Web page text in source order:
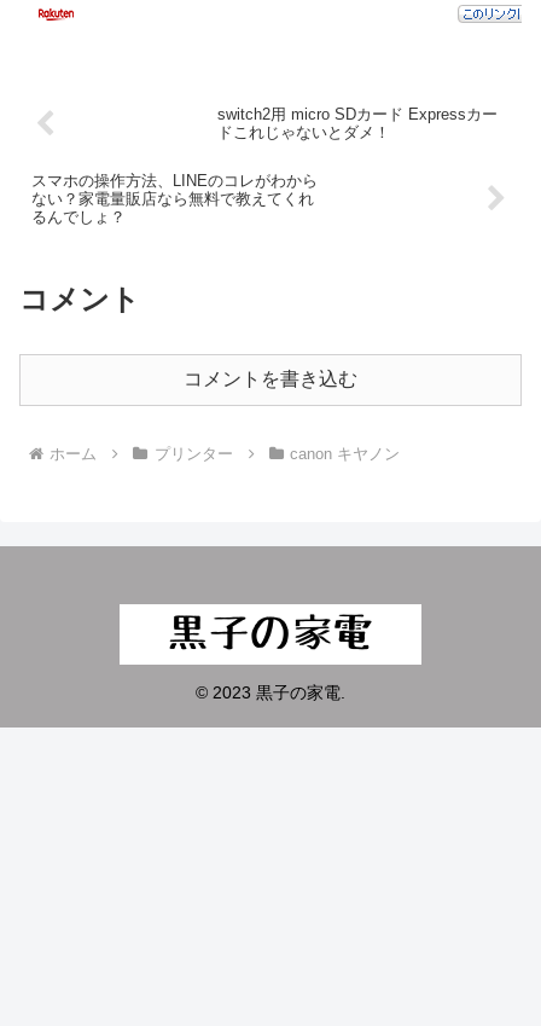
switch2用 micro SDカード Expressカー
ドこれじゃないとダメ！
スマホの操作方法、LINEのコレがわから
ない？家電量販店なら無料で教えてくれ
るんでしょ？
コメント
コメントを書き込む
ホーム プリンター canon キヤノン
© 2023 黒子の家電.